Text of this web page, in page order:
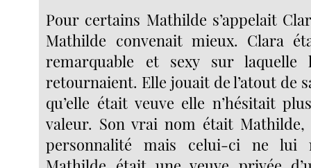
Pour certains Mathilde s’appelait
Mathilde convenait mieux. Clara
remarquable et sexy sur laquelle
retournaient. Elle jouait de l’atout de
qu’elle était veuve elle n’hésitait
valeur. Son vrai nom était
personnalité mais celui-ci ne lui